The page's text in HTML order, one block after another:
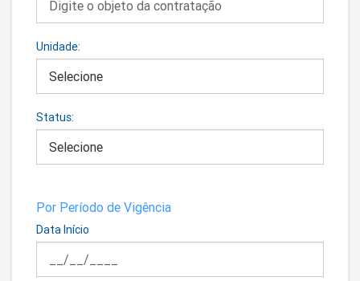
Unidade:
Status:
Por Período de Vigência
Data Início